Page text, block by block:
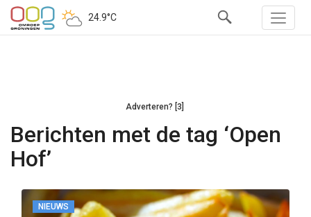
24.9°C
Adverteren? [3]
Berichten met de tag ‘Open
Hof’
NIEUWS